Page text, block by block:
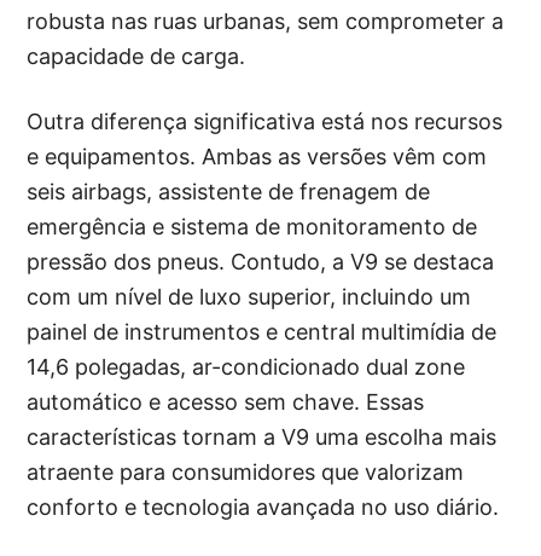
robusta nas ruas urbanas, sem comprometer a
capacidade de carga.
Outra diferença significativa está nos recursos
e equipamentos. Ambas as versões vêm com
seis airbags, assistente de frenagem de
emergência e sistema de monitoramento de
pressão dos pneus. Contudo, a V9 se destaca
com um nível de luxo superior, incluindo um
painel de instrumentos e central multimídia de
14,6 polegadas, ar-condicionado dual zone
automático e acesso sem chave. Essas
características tornam a V9 uma escolha mais
atraente para consumidores que valorizam
conforto e tecnologia avançada no uso diário.